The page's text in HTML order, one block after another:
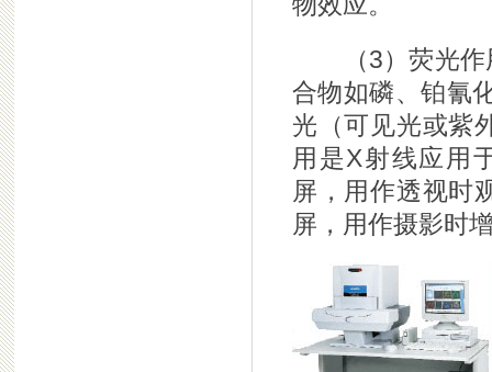
（3）荧光作用
合物如磷、铂氰
光（可见光或紫
用是X射线应用
屏，用作透视时
屏，用作摄影时